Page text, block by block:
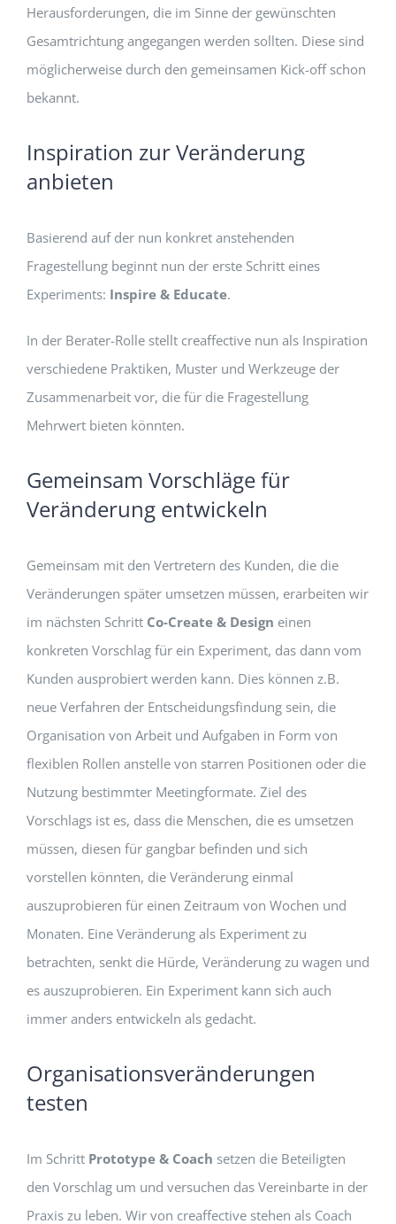
Herausforderungen, die im Sinne der gewünschten
Gesamtrichtung angegangen werden sollten. Diese sind
möglicherweise durch den gemeinsamen Kick-off schon
bekannt.
Inspiration zur Veränderung
anbieten
Basierend auf der nun konkret anstehenden
Fragestellung beginnt nun der erste Schritt eines
Experiments: Inspire & Educate.
In der Berater-Rolle stellt creaffective nun als Inspiration
verschiedene Praktiken, Muster und Werkzeuge der
Zusammenarbeit vor, die für die Fragestellung
Mehrwert bieten könnten.
Gemeinsam Vorschläge für
Veränderung entwickeln
Gemeinsam mit den Vertretern des Kunden, die die
Veränderungen später umsetzen müssen, erarbeiten wir
im nächsten Schritt Co-Create & Design einen
konkreten Vorschlag für ein Experiment, das dann vom
Kunden ausprobiert werden kann. Dies können z.B.
neue Verfahren der Entscheidungsfindung sein, die
Organisation von Arbeit und Aufgaben in Form von
flexiblen Rollen anstelle von starren Positionen oder die
Nutzung bestimmter Meetingformate. Ziel des
Vorschlags ist es, dass die Menschen, die es umsetzen
müssen, diesen für gangbar befinden und sich
vorstellen könnten, die Veränderung einmal
auszuprobieren für einen Zeitraum von Wochen und
Monaten. Eine Veränderung als Experiment zu
betrachten, senkt die Hürde, Veränderung zu wagen und
es auszuprobieren. Ein Experiment kann sich auch
immer anders entwickeln als gedacht.
Organisationsveränderungen
testen
Im Schritt Prototype & Coach setzen die Beteiligten
den Vorschlag um und versuchen das Vereinbarte in der
Praxis zu leben. Wir von creaffective stehen als Coach